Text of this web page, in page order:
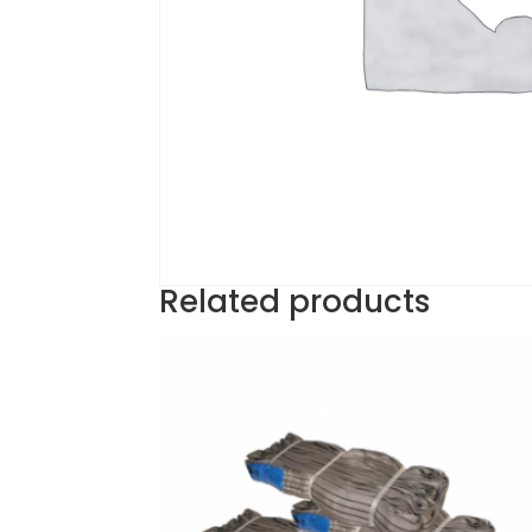
Related products